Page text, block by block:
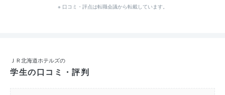
※ 口コミ・評点は転職会議から転載しています。
ＪＲ北海道ホテルズの
学生の口コミ・評判